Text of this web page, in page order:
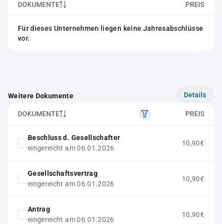
DOKUMENTE PREIS
Für dieses Unternehmen liegen keine Jahresabschlüsse
vor.
Weitere Dokumente Details
DOKUMENTE PREIS
Beschluss d. Gesellschafter
eingereicht am 06.01.2026
10,90€
Gesellschaftsvertrag
eingereicht am 06.01.2026
10,90€
Antrag
eingereicht am 06.01.2026
10,90€